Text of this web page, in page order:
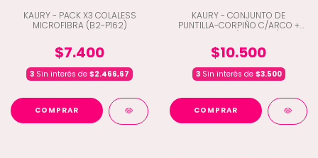
KAURY - PACK X3 COLALESS
MICROFIBRA (B2-P162)
$7.400
3 Sin interés de $2.466,67
COMPRAR
KAURY - CONJUNTO DE
PUNTILLA-CORPIÑO C/ARCO +
$10.500
3Sin interés de $3.500
COMPRAR